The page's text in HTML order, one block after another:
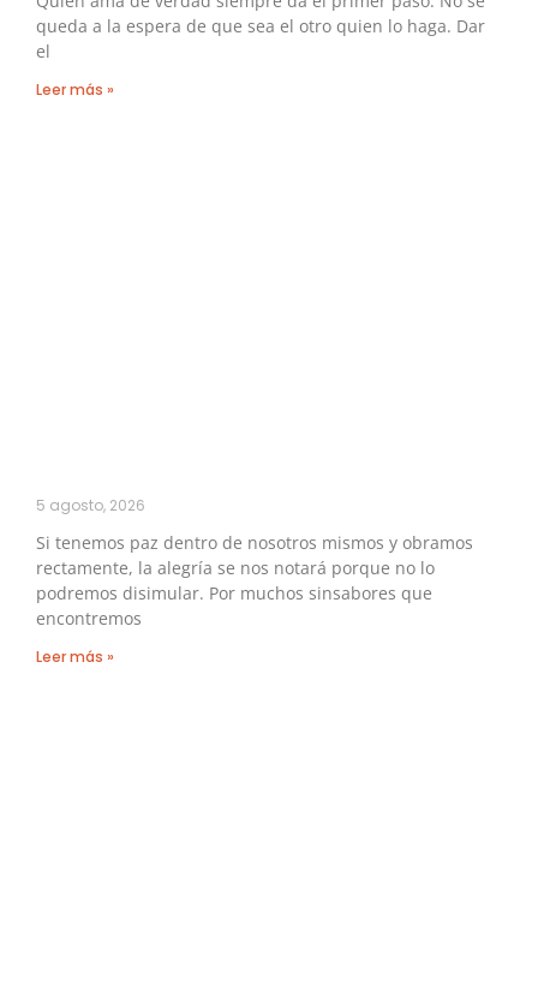
queda a la espera de que sea el otro quien lo haga. Dar
el
Leer más »
5 agosto, 2026
Si tenemos paz dentro de nosotros mismos y obramos
rectamente, la alegría se nos notará porque no lo
podremos disimular. Por muchos sinsabores que
encontremos
Leer más »